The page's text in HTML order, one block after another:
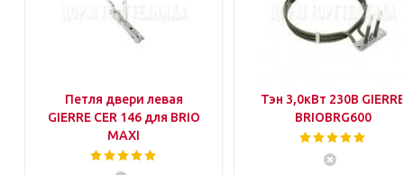
Петля двери левая
GIERRE CER 146 для BRIO
MAXI
Тэн 3,0кВт 230В GIERRE
BRIOBRG600